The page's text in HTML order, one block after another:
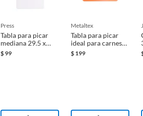
press
Tabla para picar
mediana 29.5 x
19.5 centímetros
$99
metaltex
Tabla para picar
ideal para carnes
rojas uso
reversible
$ 199